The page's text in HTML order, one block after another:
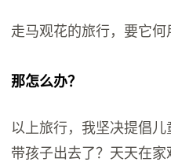
走马观花的旅行，要它何
那怎么办？
以上旅行，我坚决提倡
带孩子出去了？天天在家